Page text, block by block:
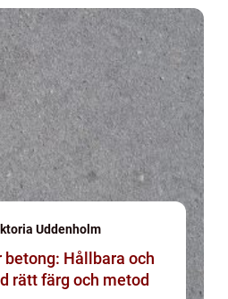
Uddenholm
Hållbara och
rätt färg och metod